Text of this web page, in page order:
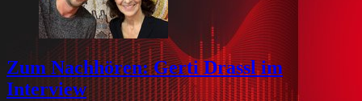
Zum Nachhören: Gerti Drassl im
Interview